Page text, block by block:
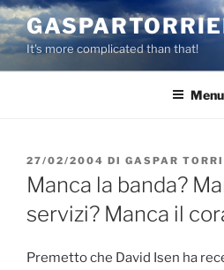
Salta
al
contenuto
It's more complicated than that!
Menu
PUBBLICATO
IL
27/02/2004 DI GASPAR
Manca la banda?
servizi? Manca il
Premetto che David Isen ha